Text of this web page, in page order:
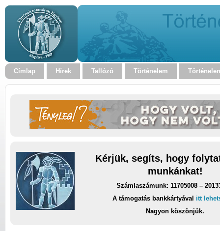
Címlap Hírek Tallózó Történelem
Kérjük, segíts, hogy
munkánkat!
Számlaszámunk: 11705008 –
A támogatás bankkártyával itt
Nagyon köszönjük.